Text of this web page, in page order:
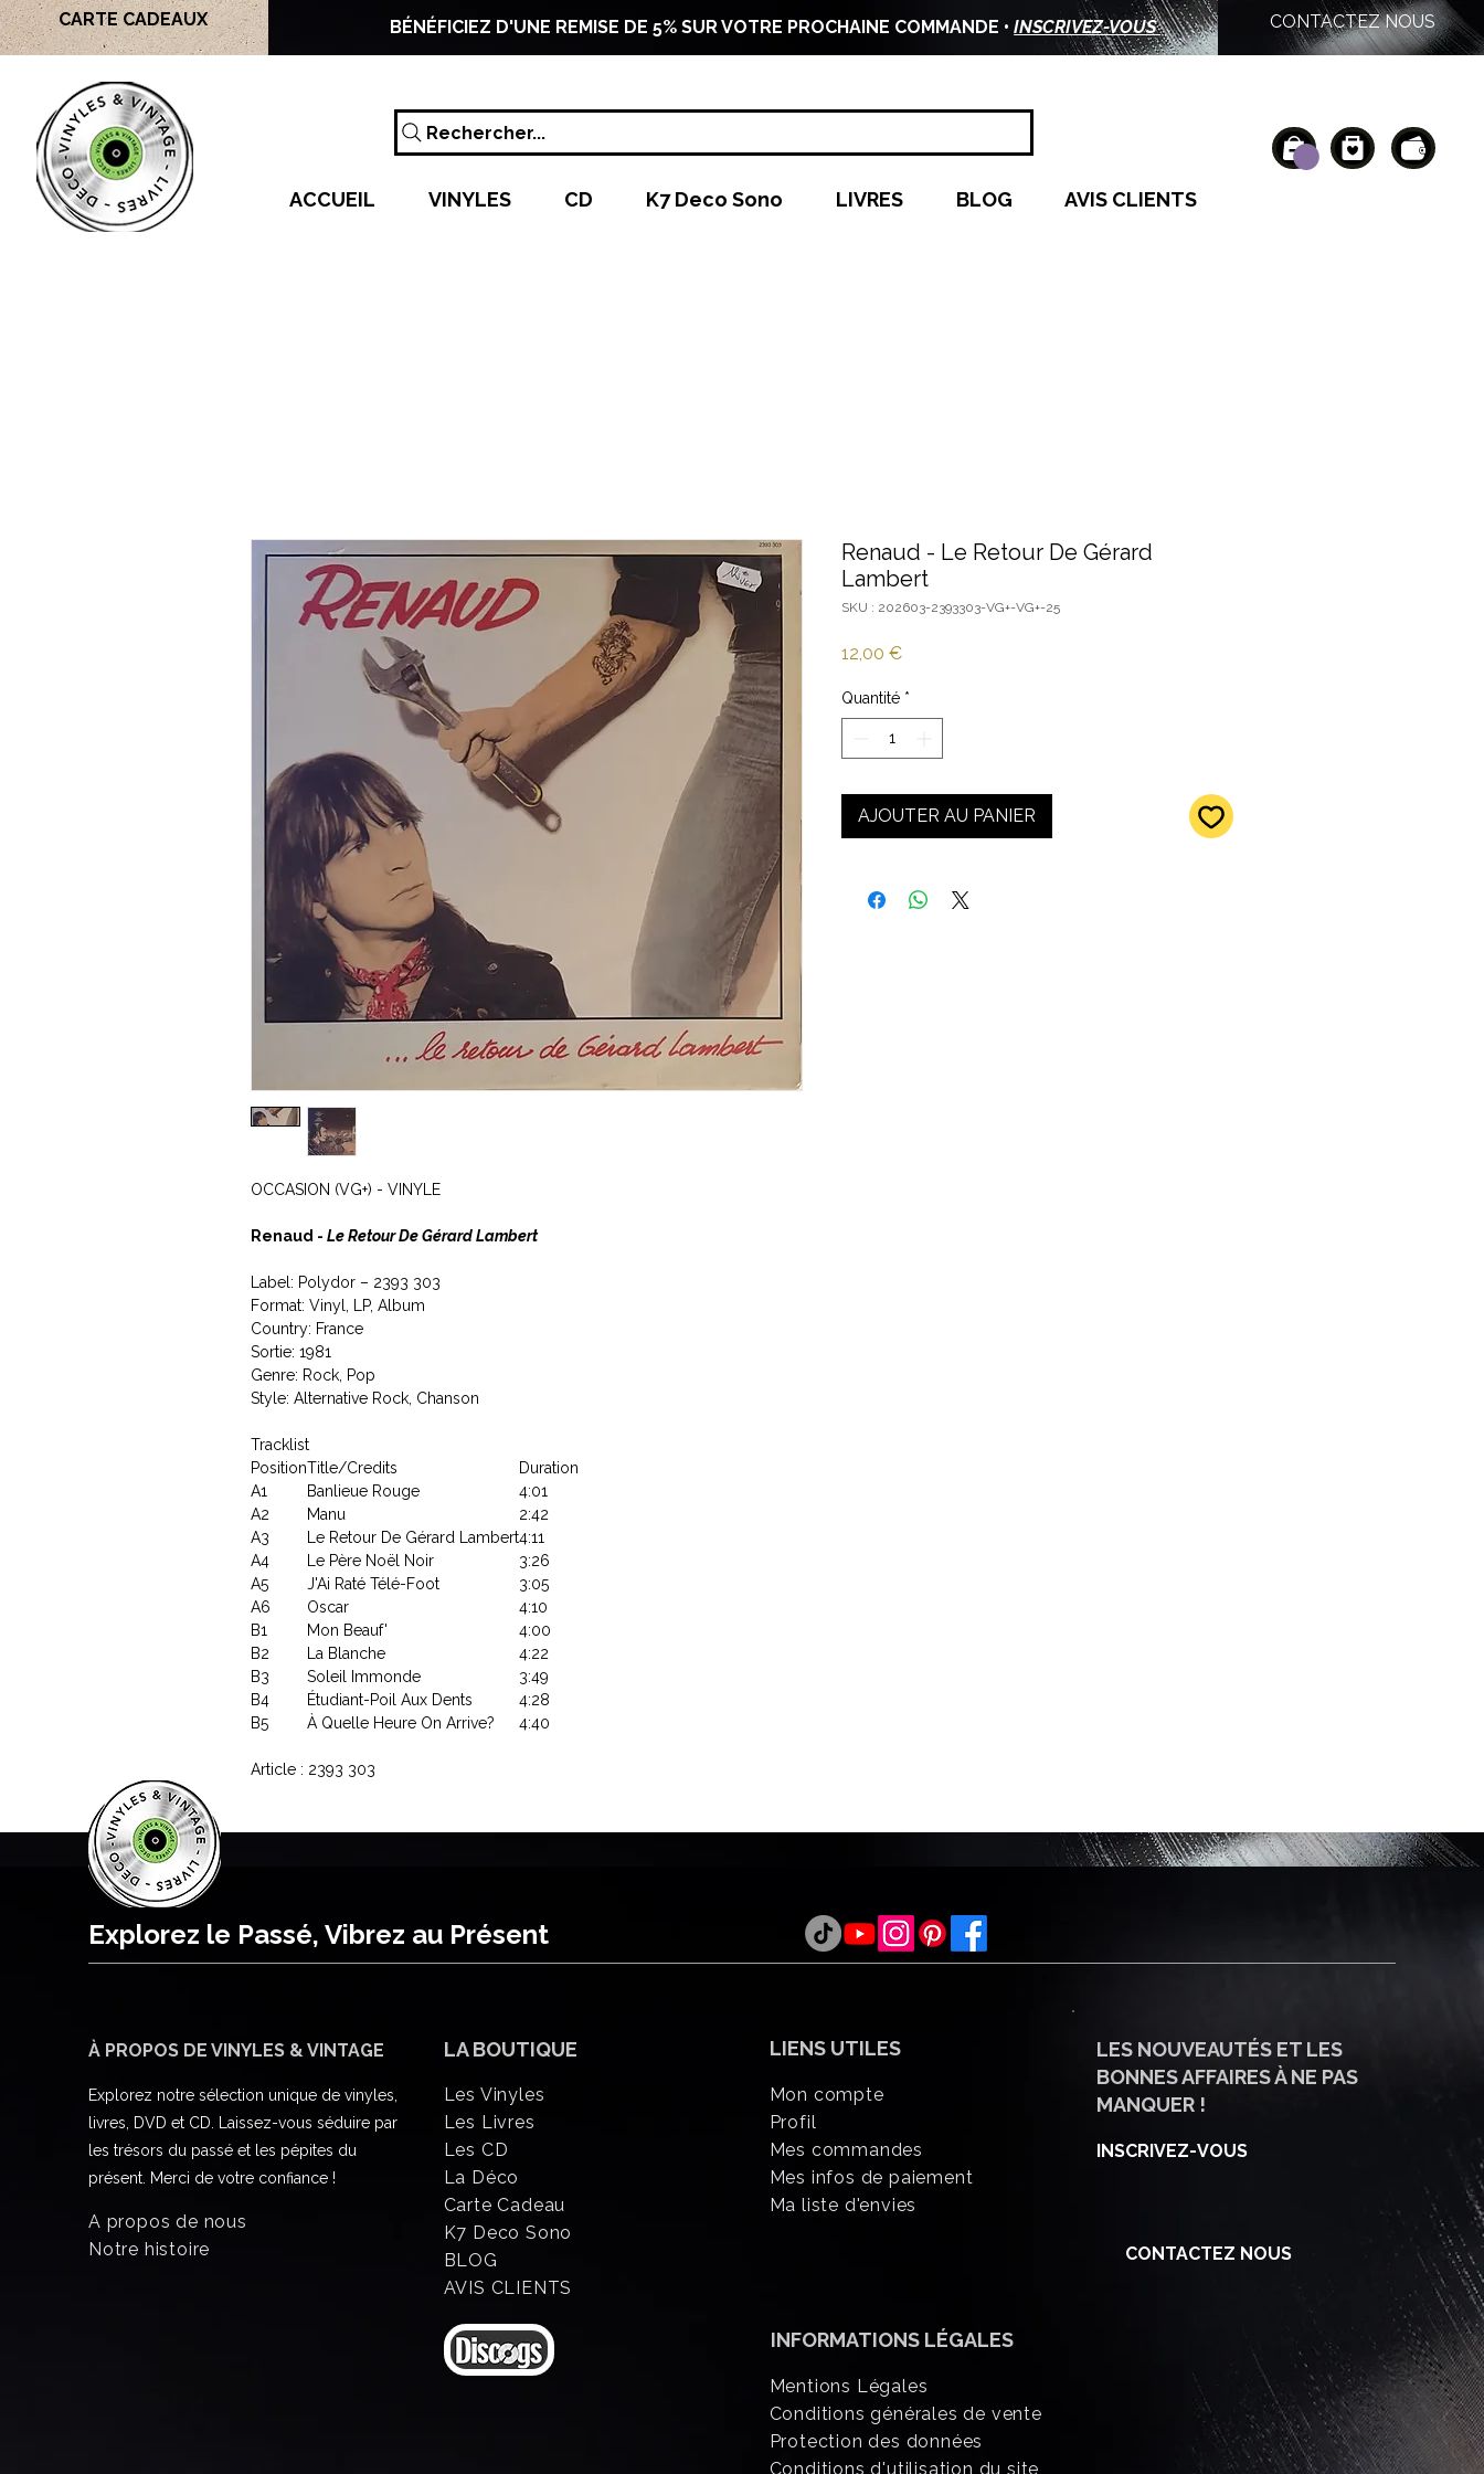
CARTE CADEAUX BÉNÉFICIEZ D'UNE REMISE DE 5% SUR VOTRE PROCHAINE COMMANDE •INSCRIVEZ-VOUS CONTACTEZ NOUS
Rechercher...
ACCUEIL VINYLES CD K7 Deco Sono LIVRES BLOG AVIS CLIENTS
OCCASION (VG+) - VINYLE
Renaud - Le Retour De Gérard Lambert
Label: Polydor ‎– 2393 303
Format: Vinyl, LP, Album
Country: France
Sortie: 1981
Genre: Rock, Pop
Style: Alternative Rock, Chanson
Tracklist
PositionTitle/Credits
Duration
A1
Banlieue Rouge
4:01
A2
Manu
2:42
A3
Le Retour De Gérard Lambert4:11
A4
Le Père Noël Noir
3:26
A5
J'Ai Raté Télé-Foot
3:05
A6
Oscar
4:10
B1
Mon Beauf'
4:00
B2
La Blanche
4:22
B3
Soleil Immonde
3:49
B4
Étudiant-Poil Aux Dents
4:28
B5
À Quelle Heure On Arrive? 4:40
Article : 2393 303
Renaud - Le Retour De Gérard
Lambert
SKU : 202603-2393303-VG+-VG+-25
12,00 €Prix
Quantité *
AJOUTER AU PANIER
Explorez le Passé, Vibrez au Présent
À PROPOS DE VINYLES & VINTAGE
Explorez notre sélection unique de vinyles,
livres, DVD et CD. Laissez-vous séduire par
les trésors du passé et les pépites du
présent. Merci de votre confiance !
A propos de nous
Notre histoire
LA BOUTIQUE
Les Vinyles
Les Livres
Les CD
La Déco
Carte Cadeau
K7 Deco Sono
BLOG
AVIS CLIENTS
LIENS UTILES
Mon compte
Profil
Mes commandes
Mes infos de paiement
Ma liste d'envies
INFORMATIONSLÉGALES
Mentions Légales
Conditions générales de vente
Protection des données
Conditions d'utilisation du site
LES NOUVEAUTÉS ET LES
BONNES AFFAIRES À NE PAS
MANQUER !
INSCRIVEZ-VOUS
CONTACTEZ NOUS